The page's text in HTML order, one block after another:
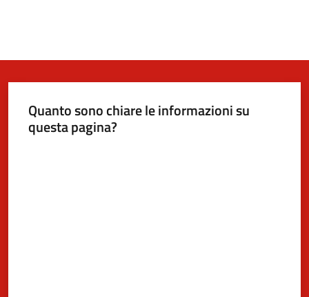
Quanto sono chiare le informazioni su
questa pagina?